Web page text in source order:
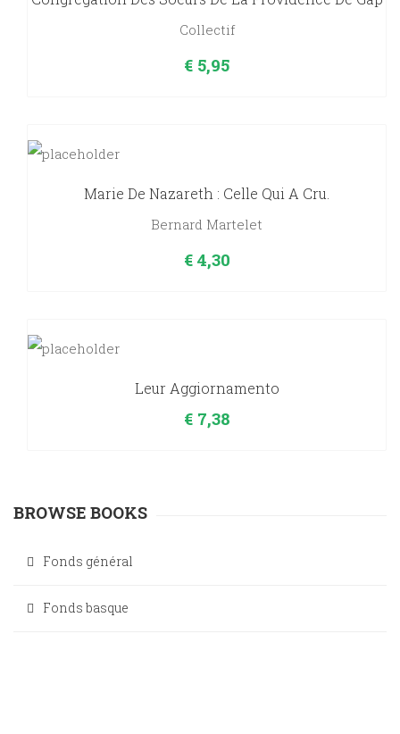
Collectif
€ 5,95
Marie De Nazareth : Celle Qui A Cru.
Bernard Martelet
€4,30
Leur Aggiornamento
€7,38
BROWSE BOOKS
Fonds général
Fonds basque